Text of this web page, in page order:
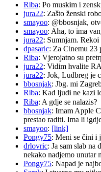
Riba: Po muskim i
jura22: Zašto ženski
smayoo: @bbosnjak,
smayoo: Aha, to ima
jura22: Sumnjam.
dpasaric: Za Cinemu 23
Riba: Vjerojatno su
jura22: Vidim hvalite
jura22: Jok, Ludbreg je
bbosnjak: Jbg. mi
Riba: Kad ljudi ne kazi
Riba: A gdje se nalazis?
bbosnjak: Imam Apple
prestao raditi. Ima li
smayoo: [link]
Pongy75: Meni se čini i
drlovric: Ja sam slab
nekako nadjemo unutar
Pongy75: Napad je